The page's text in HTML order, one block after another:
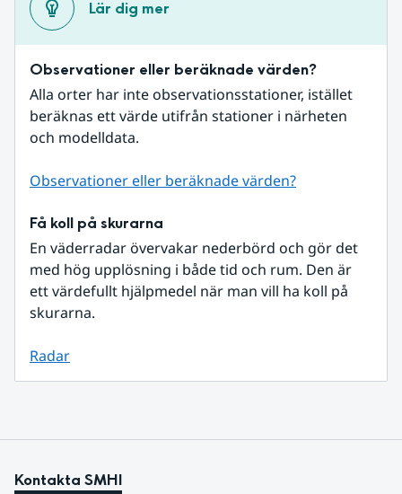
Lär dig mer
Observationer eller beräknade värden?
Alla orter har inte observationsstationer, istället
beräknas ett värde utifrån stationer i närheten
och modelldata.
Observationer eller beräknade värden?
Få koll på skurarna
En väderradar övervakar nederbörd och gör det
med hög upplösning i både tid och rum. Den är
ett värdefullt hjälpmedel när man vill ha koll på
skurarna.
Radar
Kontakta SMHI